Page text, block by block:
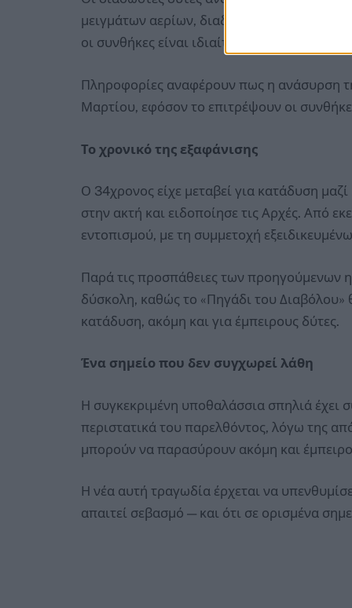
μειγμάτων αερίων, διαδικασία που
οι συνθήκες είναι ιδιαίτερα δύσκολες και
Πληροφορίες αναφέρουν πως η ανάσυρση
Μαρτίου, εφόσον το επιτρέψουν οι
Το χρονικό της εξαφάνισης
Ο 34χρονος είχε μεταβεί για κατάδυση
στην ακτή και ειδοποίησε τις Αρχές. Από
εντοπισμού, με τη συμμετοχή
Παρά τις προσπάθειες των προηγούμενων
δύσκολη, καθώς το «Πηγάδι του Διαβόλου»
κατάδυση, ακόμη και για έμπειρους δύτες.
Ένα σημείο που δεν συγχωρεί λάθη
Η συγκεκριμένη υποθαλάσσια σπηλιά έχει
περιστατικά του παρελθόντος, λόγω της
μπορούν να παρασύρουν ακόμη και
Η νέα αυτή τραγωδία έρχεται να
απαιτεί σεβασμό — και ότι σε ορισμένα